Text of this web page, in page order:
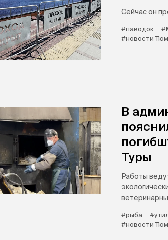
Сейчас он
#паводок
#новости
В
Туры
Работы
#рыба
#новости